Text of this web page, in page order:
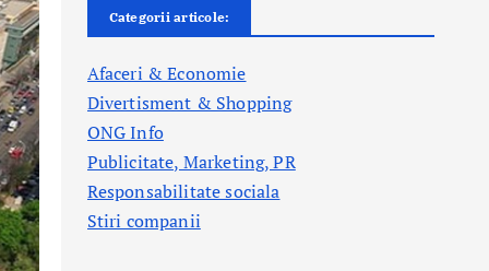
Categorii articole:
Afaceri & Economie
Divertisment & Shopping
ONG Info
Publicitate, Marketing, PR
Responsabilitate sociala
Stiri companii